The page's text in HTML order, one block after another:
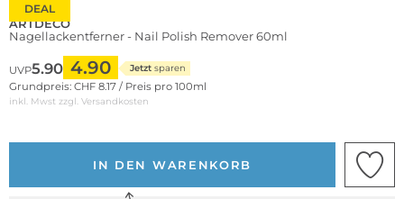
DEAL
ARTDECO
Nagellackentferner - Nail Polish Remover 60ml
UVP5.90 4.90 Jetzt sparen
Grundpreis: CHF 8.17 / Preis pro 100ml
inkl. Mwst zzgl. Versandkosten
IN DEN WARENKORB